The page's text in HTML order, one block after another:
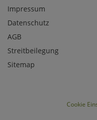
Impressum
Datenschutz
AGB
Streitbeilegung
Sitemap
Cookie